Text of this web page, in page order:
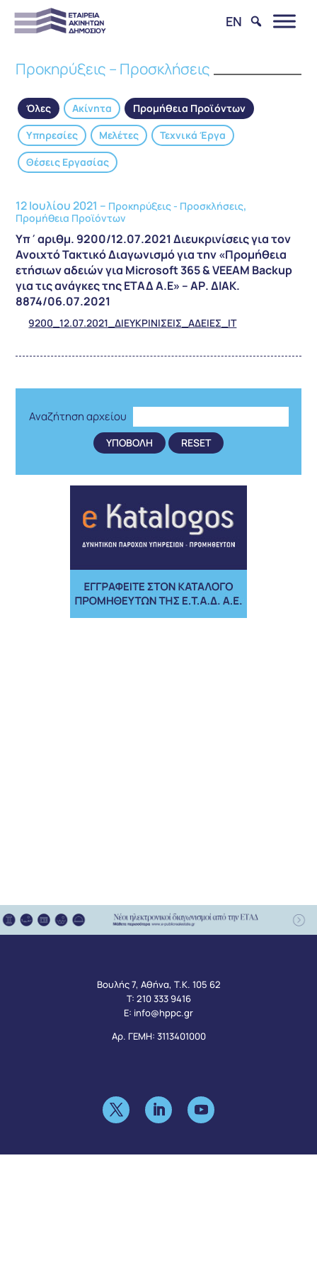
EN
Προκηρύξεις – Προσκλήσεις
Όλες Ακίνητα
Προμήθεια Προϊόντων
Υπηρεσίες
Μελέτες
Τεχνικά Έργα
Θέσεις Εργασίας
12 Ιουλίου 2021 – Προκηρύξεις - Προσκλήσεις,
Προμήθεια Προϊόντων
Υπ΄αριθμ. 9200/12.07.2021 Διευκρινίσεις για τον
Ανοιχτό Τακτικό Διαγωνισμό για την «Προμήθεια
ετήσιων αδειών για Microsoft 365 & VEEAM Backup
για τις ανάγκες της ΕΤΑΔ Α.Ε» – ΑΡ. ΔΙΑΚ.
8874/06.07.2021
9200_12.07.2021_ΔΙΕΥΚΡΙΝΙΣΕΙΣ_ΑΔΕΙΕΣ_ΙΤ
Αναζήτηση αρχείου
Βουλής 7, Αθήνα, Τ.Κ. 105 62
Τ: 210 333 9416
Ε: info@hppc.gr
Αρ. ΓΕΜΗ: 3113401000